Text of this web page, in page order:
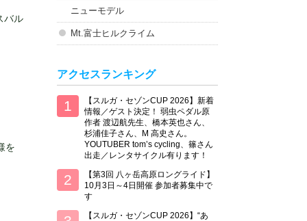
バル
を
ニューモデル
Mt.富士ヒルクライム
アクセスランキング
【スルガ・セゾンCUP 2026】新着
情報／ゲスト決定！ 弱虫ペダル原
作者 渡辺航先生、橋本英也さん、
杉浦佳子さん、M 高史さん。
YOUTUBER tom’s cycling、篠さん
出走／レンタサイクル有ります！
【第3回 八ヶ岳高原ロングライド】
10月3日～4日開催 参加者募集中で
す
【スルガ・セゾンCUP 2026】“あ